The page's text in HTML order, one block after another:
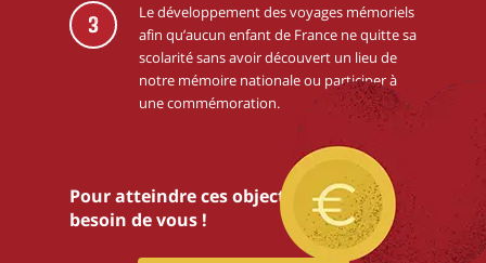
3
Le développement des voyages mémoriels
afin qu’aucun enfant de France ne quitte sa
scolarité sans avoir découvert un lieu de
notre mémoire nationale ou participer à
une commémoration.
Pour atteindre ces objectifs,nous avons
besoin de vous !